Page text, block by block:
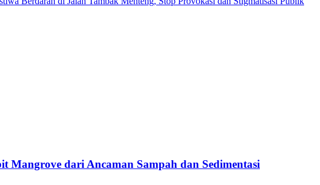
Mangrove dari Ancaman Sampah dan Sedimentasi